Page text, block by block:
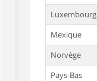
Luxembourg
Mexique
Norvège
Pays-Bas